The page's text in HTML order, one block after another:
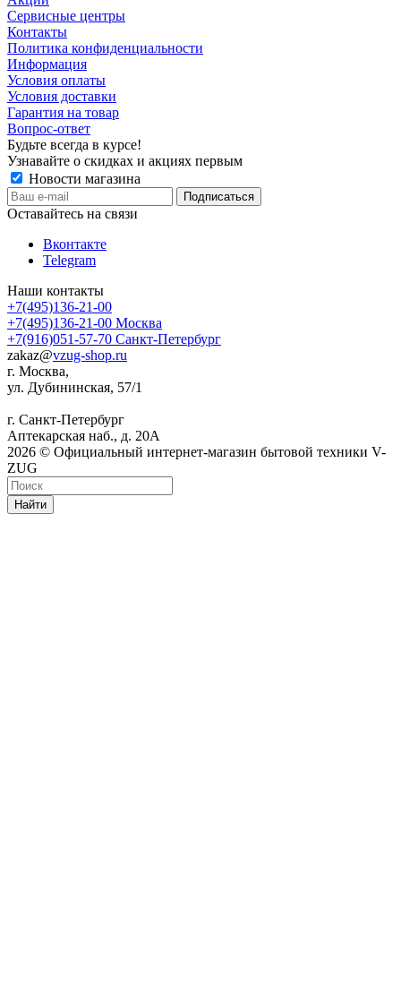
Сервисные центры
Контакты
Политика конфиденциальности
Информация
Условия оплаты
Условия доставки
Гарантия на товар
Вопрос-ответ
Будьте всегда в курсе!
Узнавайте о скидках и акциях первым
Новости магазина
Оставайтесь на связи
Вконтакте
Telegram
Наши контакты
+7(495)136-21-00‬
+7(495)136-21-00‬ Москва
+7(916)051-57-70 Санкт-Петербург
zakaz@vzug-shop.ru
г. Москва,
ул. Дубининская, 57/1
г. Санкт-Петербург
Аптекарская наб., д. 20А
2026 © Официальный интернет-магазин бытовой техники V-
ZUG
Найти